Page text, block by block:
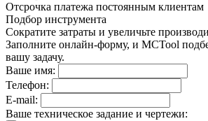
Отсрочка платежа постоянным клиентам
Подбор инструмента
Сократите затраты и увеличьте
Заполните онлайн-форму, и MCTool
вашу задачу.
Ваше имя:
Телефон:
E-mail:
Ваше техническое задание и чертежи: